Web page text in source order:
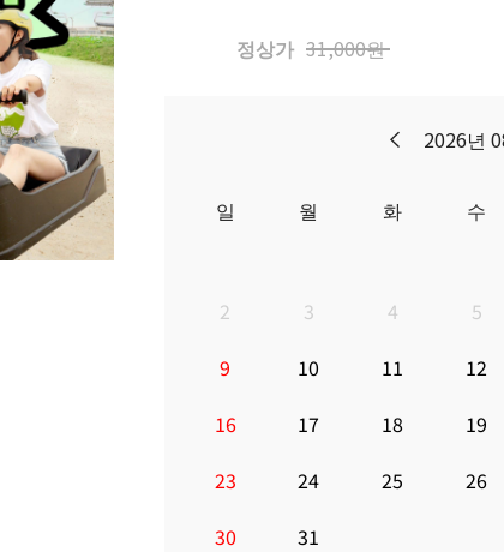
정상가 31,000원
2026년
일 월 화 수
2
3 4 5
9
10 11 12
16
17 18 19
23
24 25 26
30
31